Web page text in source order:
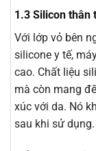
1.3 Silicon thân
Với lớp vỏ bên
silicone y tế,
cao. Chất liệu
mà còn mang
xúc với da. Nó
sau khi sử dụng.